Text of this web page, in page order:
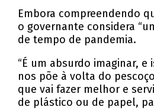
Embora compreendendo
o governante considera
de tempo de pandemia.
“É um absurdo imaginar,
nos põe à volta do
que vai fazer melhor e
de plástico ou de papel,